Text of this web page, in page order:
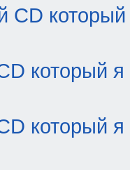
CD который
который я
который я